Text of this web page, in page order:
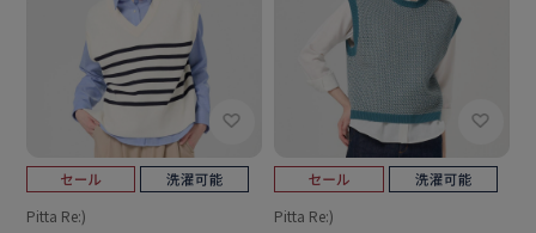
Pitta Re:) Pitta Re:)